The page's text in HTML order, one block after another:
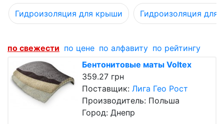
Гидроизоляция для крыши Гидроизоляция для
по cвежести по цене по алфавиту по рейтингу
Бентонитовые маты Voltex
359.27 грн
Поставщик: Лига Гео Рост
Производитель: Польша
Город: Днепр